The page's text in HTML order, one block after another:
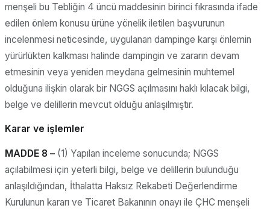
menşeli bu Tebliğin 4 üncü maddesinin birinci fıkrasında ifade
edilen önlem konusu ürüne yönelik iletilen başvurunun
incelenmesi neticesinde, uygulanan dampinge karşı önlemin
yürürlükten kalkması halinde dampingin ve zararın devam
etmesinin veya yeniden meydana gelmesinin muhtemel
olduğuna ilişkin olarak bir NGGS açılmasını haklı kılacak bilgi,
belge ve delillerin mevcut olduğu anlaşılmıştır.
Karar ve işlemler
MADDE 8 – (1) Yapılan inceleme sonucunda; NGGS
açılabilmesi için yeterli bilgi, belge ve delillerin bulunduğu
anlaşıldığından, İthalatta Haksız Rekabeti Değerlendirme
Kurulunun kararı ve Ticaret Bakanının onayı ile ÇHC menşeli